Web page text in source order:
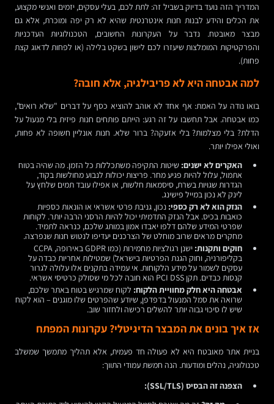
המדריך הזה נועד בדיוק בשביל זה: לתת לכם, בעלי עסקים, יזמים ואנשי מקצוע,
את הכלים והידע לבנות חנות אינטרנטית שהיא לא רק יפה ומוכרת, אלא גם
מבצר מאובטח. נדבר על העקרונות החשובים, הטכנולוגיות העדכניות
והפרקטיקות המומלצות שיעזרו לכם לישון בשקט בלילה (או לפחות לדאוג קצת
פחות).
למה אבטחה היא לא פריבילגיה, אלא חובה?
בואו נודה על האמת: אף אחד לא אוהב להוציא כסף על דברים "שלא רואים",
כמו אבטחה. אבל תחשבו על זה רגע: הייתם פותחים חנות פיזית בלי מנעול על
הדלת? בלי מצלמות? בלי אזעקה? ברור שלא. חנות אונליין חשופה לא פחות,
ואולי אפילו יותר.
האקרים לא ישנים: שיטות התקיפה משתכללות כל הזמן. מה שהיה בטוח
אתמול, עלול להיות פגיע מחר. פריצות יכולות לנבוע מחולשות בקוד,
הגדרות שגויות בשרת, סיסמאות חלשות, או אפילו עובד תמים שלחץ על
לינק לא נכון במייל פישינג.
הנזק הוא לא רק כספי: נכון, גניבת פרטי אשראי או הונאות כספיות
כואבות בכיס. אבל הנזק התדמיתי יכול להיות הרסני הרבה יותר. לקוחות
שפרטי המידע שלהם דלפו יאבדו אמון במותג שלכם, כנראה לתמיד.
מחקרים מראים שרוב מוחלט של הצרכנים יעדיפו לנטוש חנות שנפרצה.
חוקים ותקנות:
ישנן רגולציות מחמירות (כמו GDPR באירופה, CCPA
בקליפורניה, וחוק הגנת הפרטיות בישראל) שמטילות אחריות כבדה על
עסקים לשמור על מידע הלקוחות. אי עמידה בתקנים אלו עלולה לגרור
קנסות כבדים. תקן PCI DSS הוא חובה לכל מי שסולק כרטיסי אשראי.
אבטחה היא חלק מחוויית הלקוח: לקוח שמרגיש בטוח באתר שלכם,
שרואה את סמל המנעול בדפדפן, שיודע שהפרטים שלו מוגנים – הוא לקוח
שיש לו סיכוי גבוה יותר להשלים רכישה ולחזור שוב.
אז איך בונים את המבצר הדיגיטלי? עקרונות המפתח
בניית אתר מאובטח היא לא פעולה חד פעמית, אלא תהליך מתמשך שמשלב
טכנולוגיה, נהלים ומודעות. הנה חמשת עמודי התווך:
הצפנה זה הבסיס (SSL/TLS):